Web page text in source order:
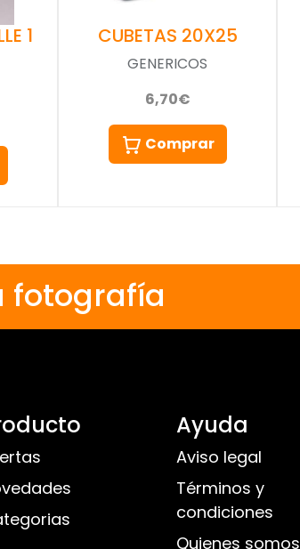
1
CUBETAS 20X25
GENERICOS
6,70€
Comprar
fotografía
Ayuda
Aviso legal
Términos y
condiciones
Quienes somos